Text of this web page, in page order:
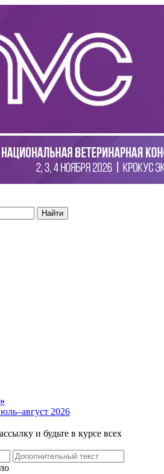
Найти
2026
и будьте в курсе всех